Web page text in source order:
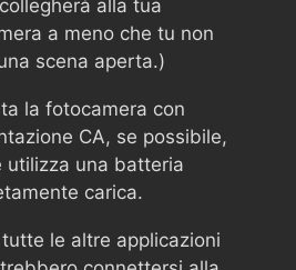
alla tua
a meno che tu non
scena aperta.)
la fotocamera con
CA, se possibile,
utilizza una batteria
carica.
le altre applicazioni